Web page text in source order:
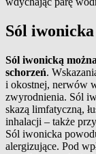
Sól
Sól iwonicką
schorzeń.
i okostnej, nerwów
zwyrodnienia. Sól
skazą limfatyczną,
inhalacji – także
Sól iwonicka
alergizujące. Pod